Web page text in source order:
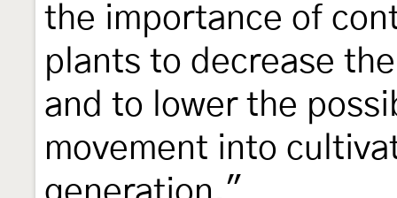
the importance of
plants to decrease
and to lower the
movement into